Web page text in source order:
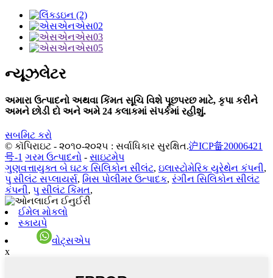
ન્યૂઝલેટર
અમારા ઉત્પાદનો અથવા કિંમત સૂચિ વિશે પૂછપરછ માટે, કૃપા કરીને
અમને છોડી દો અને અમે 24 કલાકમાં સંપર્કમાં રહીશું.
સબમિટ કરો
© કૉપિરાઇટ - ૨૦૧૦-૨૦૨૫ : સર્વાધિકાર સુરક્ષિત.沪ICP备20006421
号-1 ગરમ ઉત્પાદનો - સાઇટમેપ
ગુણવત્તાયુક્ત બે ઘટક સિલિકોન સીલંટ, ઇલાસ્ટોમેરિક યુરેથેન કંપની,
પુ સીલંટ સપ્લાયર્સ, મિસ પોલીમર ઉત્પાદક, રંગીન સિલિકોન સીલંટ
કંપની, પુ સીલંટ કિંમત,
ઈમેલ મોકલો
સ્કાયપે
વોટ્સએપ
x